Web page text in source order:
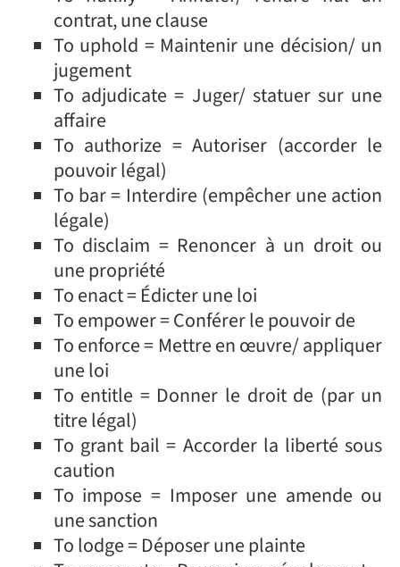
contrat, une clause
To uphold = Maintenir une décision/ un
jugement
To adjudicate = Juger/ statuer sur une
affaire
To authorize = Autoriser (accorder le
pouvoir légal)
To bar = Interdire (empêcher une action
légale)
To disclaim = Renoncer à un droit ou
une propriété
To enact = Édicter une loi
To empower = Conférer le pouvoir de
To enforce = Mettre en œuvre/ appliquer
une loi
To entitle = Donner le droit de (par un
titre légal)
To grant bail = Accorder la liberté sous
caution
To impose = Imposer une amende ou
une sanction
To lodge = Déposer une plainte